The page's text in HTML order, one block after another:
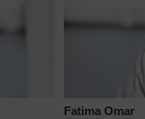
Fatima Omar